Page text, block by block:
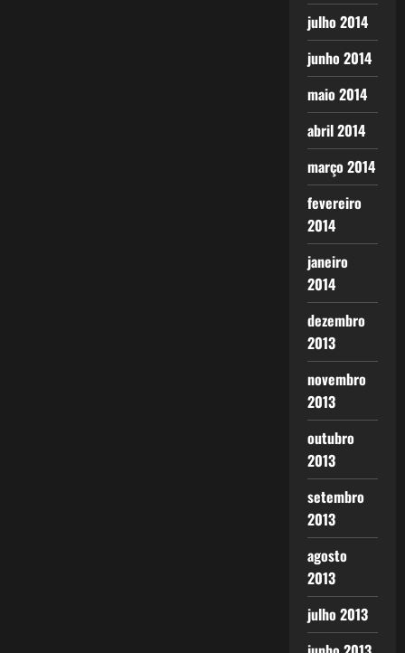
julho 2014
junho 2014
maio 2014
abril 2014
março 2014
fevereiro
2014
janeiro
2014
dezembro
2013
novembro
2013
outubro
2013
setembro
2013
agosto
2013
julho 2013